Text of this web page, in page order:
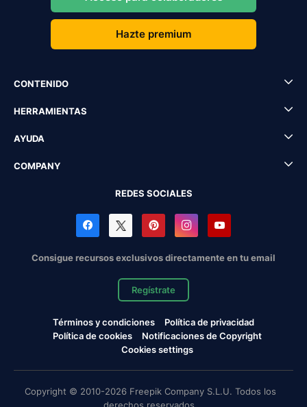
Hazte premium
CONTENIDO
HERRAMIENTAS
AYUDA
COMPANY
REDES SOCIALES
Consigue recursos exclusivos directamente en tu email
Regístrate
Términos y condiciones
Política de privacidad
Política de cookies
Notificaciones de Copyright
Cookies settings
Copyright © 2010-2026 Freepik Company S.L.U. Todos los